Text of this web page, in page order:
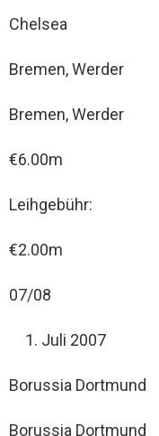
Chelsea
Bremen, Werder
Bremen, Werder
€6.00m
Leihgebühr:
€2.00m
07/08
Juli 2007
Borussia Dortmund
Borussia Dortmund